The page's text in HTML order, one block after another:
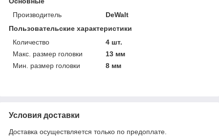
Производитель
DeWalt
Пользовательские характеристики
Количество
4 шт.
Макс. размер головки
13 мм
Мин. размер головки
8 мм
Условия доставки
Доставка осуществляется только по предоплате.